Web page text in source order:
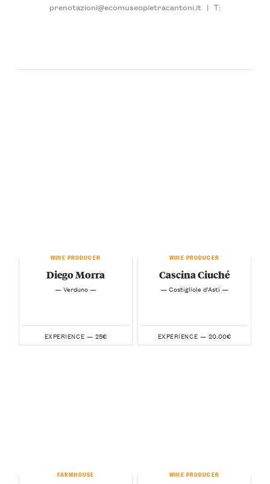
prenotazioni@ecomuseopietracantoni.it | T:
WINE PRODUCER
Diego Morra
— Verduno —
EXPERIENCE — 25€
WINE PRODUCER
Cascina Ciuché
— Costigliole d’Asti —
EXPERIENCE — 20.00€
FARMHOUSE WINE PRODUCER